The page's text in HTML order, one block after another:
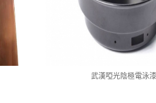
武漢啞光陰極電泳漆